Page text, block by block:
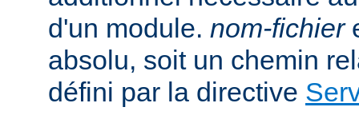
d'un module. nom-fichier
absolu, soit un chemin
défini par la directive